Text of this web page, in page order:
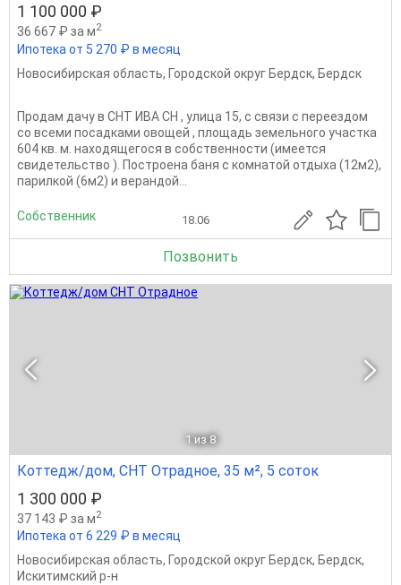
1 100 000 ₽
36 667 ₽ за м2
Ипотека от 5 270 ₽ в месяц
Новосибирская область, Городской округ Бердск, Бердск
Продам дачу в СНТ ИВА СН , улица 15, с связи с переездом
со всеми посадками овощей , площадь земельного участка
604 кв. м. находящегося в собственности (имеется
свидетельство ). Построена баня с комнатой отдыха (12м2),
парилкой (6м2) и верандой...
Собственник 18.06
Позвонить
1 из 8
Коттедж/дом, СНТ Отрадное, 35 м², 5 соток
1 300 000 ₽
37 143 ₽ за м2
Ипотека от 6 229 ₽ в месяц
Новосибирская область, Городской округ Бердск, Бердск,
Искитимский р-н